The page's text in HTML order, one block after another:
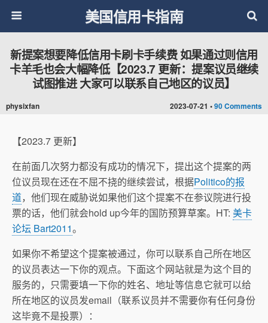
美国信用卡指南
2023-07-21 •90 Comments
新提案想要降低信用卡刷卡手续费 如果通过则信用
卡羊毛也会大幅降低【2023.7 更新：提案议员继续
试图推进 大家可以联系自己地区的议员】
physixfan
【2023.7 更新】
在前面几次努力都没有成功的情况下，提出这个提案的两
位议员现在还在不屈不挠的继续尝试，根据Politico的报
道，他们现在威胁说如果他们这个提案不在参议院进行投
票的话，他们就会hold up今年的国防预算草案。HT: 美卡
论坛 Bart2011。
如果你不希望这个提案被通过，你可以联系自己所在地区
的议员表达一下你的观点。下面这个网站就是为这个目的
服务的，只需要填一下你的姓名、地址等信息它就可以给
所在地区的议员发email（联系议员并不需要你有任何身份
这毕竟不是投票）：